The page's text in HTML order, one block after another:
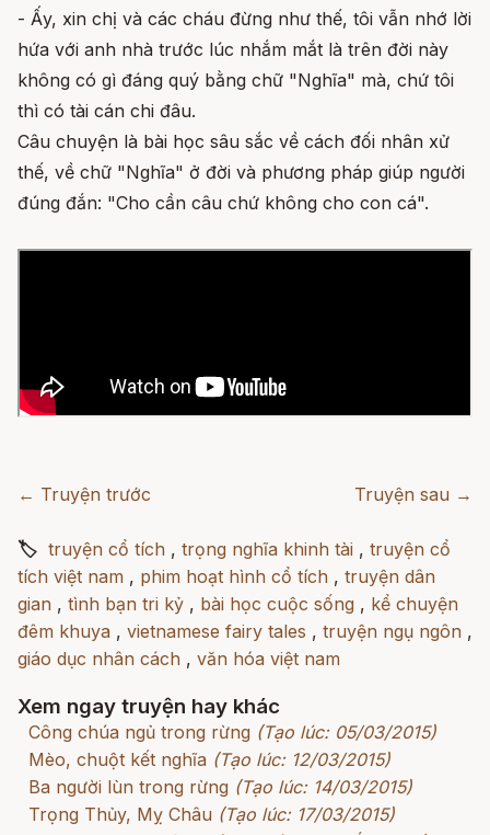
- Ấy, xin chị và các cháu đừng như thế, tôi vẫn nhớ lời
hứa với anh nhà trước lúc nhắm mắt là trên đời này
không có gì đáng quý bằng chữ "Nghĩa" mà, chứ tôi
thì có tài cán chi đâu.
Câu chuyện là bài học sâu sắc về cách đối nhân xử
thế, về chữ "Nghĩa" ở đời và phương pháp giúp người
đúng đắn: "Cho cần câu chứ không cho con cá".
← Truyện trước Truyện sau →
🏷 truyện cổ tích , trọng nghĩa khinh tài , truyện cổ
tích việt nam , phim hoạt hình cổ tích , truyện dân
gian , tình bạn tri kỷ , bài học cuộc sống , kể chuyện
đêm khuya , vietnamese fairy tales , truyện ngụ ngôn ,
giáo dục nhân cách , văn hóa việt nam
Xem ngay truyện hay khác
Công chúa ngủ trong rừng (Tạo lúc: 05/03/2015)
Mèo, chuột kết nghĩa (Tạo lúc: 12/03/2015)
Ba người lùn trong rừng (Tạo lúc: 14/03/2015)
Trọng Thủy, Mỵ Châu (Tạo lúc: 17/03/2015)